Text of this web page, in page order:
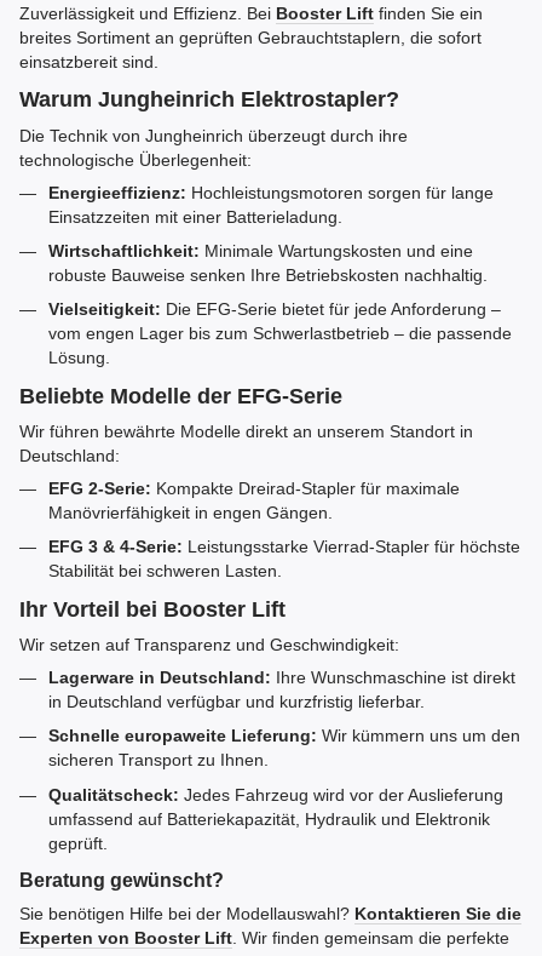
Zuverlässigkeit und Effizienz. Bei Booster Lift finden Sie ein
breites Sortiment an geprüften Gebrauchtstaplern, die sofort
einsatzbereit sind.
Warum Jungheinrich Elektrostapler?
Die Technik von Jungheinrich überzeugt durch ihre
technologische Überlegenheit:
Energieeffizienz: Hochleistungsmotoren sorgen für lange
Einsatzzeiten mit einer Batterieladung.
Wirtschaftlichkeit: Minimale Wartungskosten und eine
robuste Bauweise senken Ihre Betriebskosten nachhaltig.
Vielseitigkeit: Die EFG-Serie bietet für jede Anforderung –
vom engen Lager bis zum Schwerlastbetrieb – die passende
Lösung.
Beliebte Modelle der EFG-Serie
Wir führen bewährte Modelle direkt an unserem Standort in
Deutschland:
EFG 2-Serie: Kompakte Dreirad-Stapler für maximale
Manövrierfähigkeit in engen Gängen.
EFG 3 & 4-Serie: Leistungsstarke Vierrad-Stapler für höchste
Stabilität bei schweren Lasten.
Ihr Vorteil bei Booster Lift
Wir setzen auf Transparenz und Geschwindigkeit:
Lagerware in Deutschland: Ihre Wunschmaschine ist direkt
in Deutschland verfügbar und kurzfristig lieferbar.
Schnelle europaweite Lieferung: Wir kümmern uns um den
sicheren Transport zu Ihnen.
Qualitätscheck: Jedes Fahrzeug wird vor der Auslieferung
umfassend auf Batteriekapazität, Hydraulik und Elektronik
geprüft.
Beratung gewünscht?
Sie benötigen Hilfe bei der Modellauswahl? Kontaktieren Sie die
Experten von Booster Lift. Wir finden gemeinsam die perfekte